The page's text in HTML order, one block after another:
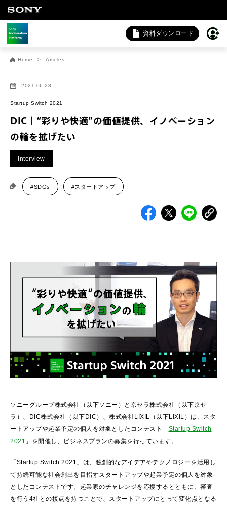
資料ダウンロード
Home Articles
2021.06.28
Startup Switch 2021
DIC｜“彩りや快適”の価値提供、イノベーション
の輪を拡げたい
Interview
#SDGs #スタートアップ
ソニーグループ株式会社（以下ソニー）と京セラ株式会社（以下京セ
ラ）、DIC株式会社（以下DIC）、株式会社LIXIL（以下LIXIL）は、スタ
ートアップや起業予定の個人を対象としたコンテスト「Startup Switch
2021 」を開催し、ビジネスプランの募集を行っています。
「Startup Switch 2021」は、独創的なアイデアやテクノロジーを活用し
て持続可能な社会創出を目指すスタートアップや起業予定の個人を対象
としたコンテストです。起業家のチャレンジを応援するとともに、審査
を行う4社との接点を持つことで、スタートアップにとって変化点となる
お問い合わせ
法人向けサービスに関するご相談・お問い合わせは以下のボタ
法人お問い合わせ
FAQ&個人お問い合わせは以下のボタンからお願いします。
FAQ & 個人お問い合わせ